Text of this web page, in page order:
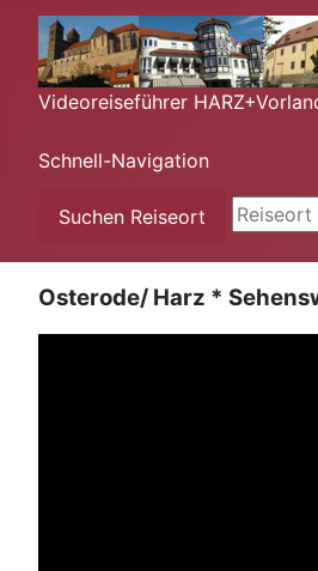
Videoreiseführer
Schnell-Navigation
Suchen Reiseort
Suchen ...
Osterode/ Harz *